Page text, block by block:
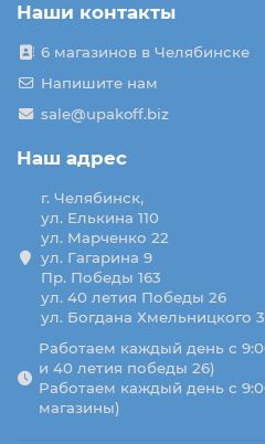
Наши контакты
6 магазинов в Челябинске
Напишите нам
sale@upakoff.biz
Наш адрес
г. Челябинск,
ул. Елькина 110
ул. Марченко 22
ул. Гагарина 9
Пр. Победы 163
ул. 40 летия Победы 26
ул. Богдана Хмельницкого
Работаем каждый день с
и 40 летия победы 26)
Работаем каждый день с
магазины)